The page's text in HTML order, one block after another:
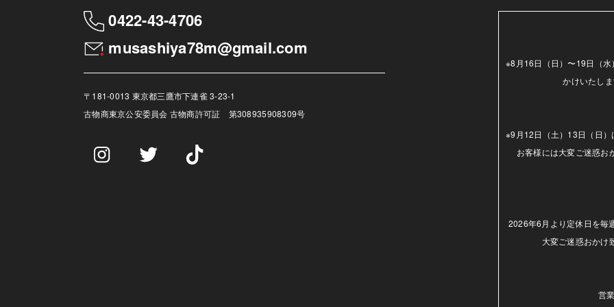
0422-43-4706
musashiya78m@gmail.com
〒181-0013 東京都三鷹市下連雀 3-23-1
古物商東京公安委員会 古物商許可証 第308935908309号
※8月16日（日）〜19日（
かけいたし
※9月12日（土）13日（日
お客様には大変ご迷惑お
2026年6月より定休日を毎
大変ご迷惑おかけ
営